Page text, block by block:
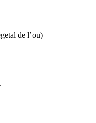
de l’ou)